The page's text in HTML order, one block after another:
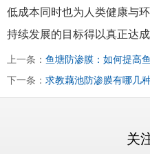
低成本同时也为人类健康与
持续发展的目标得以真正达成
上一条： 鱼塘防渗膜：如何提高
下一条： 求教藕池防渗膜有哪几
关